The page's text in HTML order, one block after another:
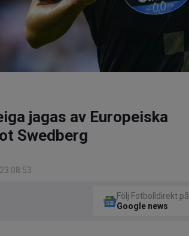
jagas av Europeiska
Swedberg
08:53
Följ Fotbolldirekt på
Google news